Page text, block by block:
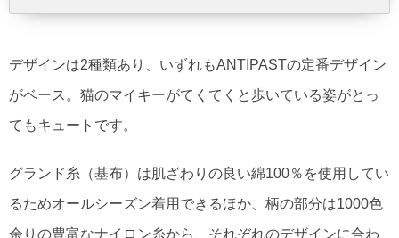
デザインは2種類あり、いずれもANTIPASTの定番デザイン
がベース。猫のマイキーがてくてくと歩いている姿がとっ
てもキュートです。
グランド糸（基布）は肌ざわりの良い綿100％を使用してい
るためオールシーズン着用できるほか、柄の部分は1000色
余りの豊富なナイロン糸から、それぞれのデザインに合わ